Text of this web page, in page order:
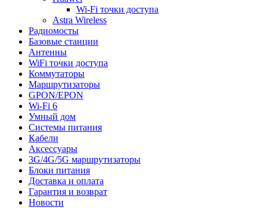
Wi-Fi точки доступа
Astra Wireless
Радиомосты
Базовые станции
Антенны
WiFi точки доступа
Коммутаторы
Маршрутизаторы
GPON/EPON
Wi-Fi 6
Умный дом
Системы питания
Кабели
Аксессуары
3G/4G/5G маршрутизаторы
Блоки питания
Доставка и оплата
Гарантия и возврат
Новости